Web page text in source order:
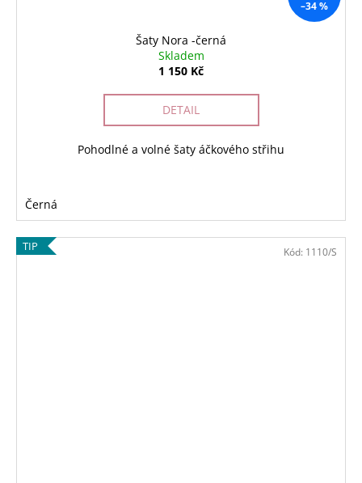
–34 %
Šaty Nora -černá
Skladem
1 150 Kč
DETAIL
Pohodlné a volné šaty áčkového střihu
Černá
TIP Kód: 1110/S